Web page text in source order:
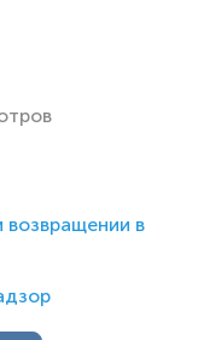
возвращении в